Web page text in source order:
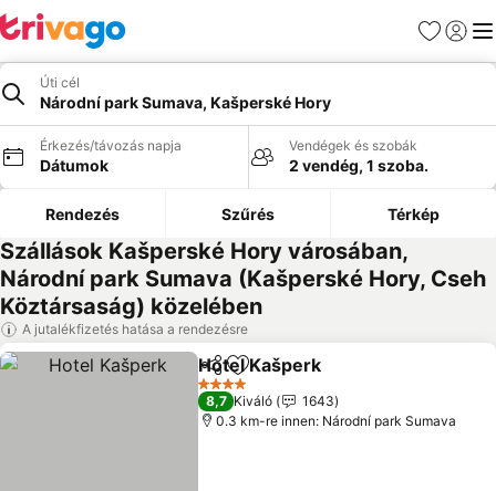
Kedvencek
Úti cél
Národní park Sumava, Kašperské Hory
Érkezés/távozás napja
Dátumok
Vendégek és szobák
2 vendég, 1 szoba.
Rendezés Szűrés Térkép
Szállások Kašperské Hory városában,
Národní park Sumava (Kašperské Hory, Cseh
Köztársaság) közelében
A jutalékfizetés hatása a rendezésre
Megosztás
Hozzáadás a kedvencekhez
Hotel Kašperk
4 Kategória
8,7 Kiváló
1643
0.3 km-re innen: Národní park Sumava